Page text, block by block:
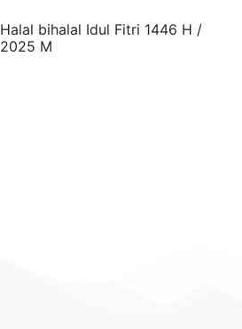
Halal bihalal Idul Fitri 1446 H /
2025 M